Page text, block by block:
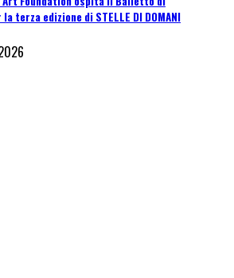
terza edizione di STELLE DI DOMANI